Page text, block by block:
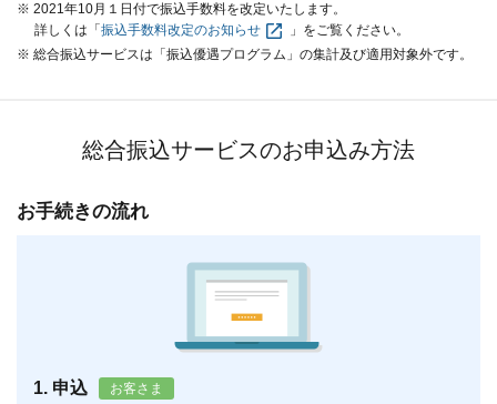
※ 2021年10月１日付で振込手数料を改定いたします。
詳しくは「 振込手数料改定のお知らせ
」をご覧ください。
※ 総合振込サービスは「振込優遇プログラム」の集計及び適用対象外です。
総合振込サービスのお申込み方法
お手続きの流れ
1. 申込 お客さま